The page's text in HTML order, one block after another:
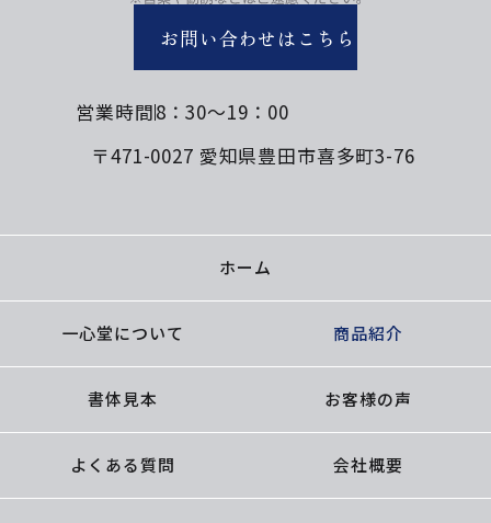
お問い合わせはこちら
営業時間8：30～19：00
〒471-0027 愛知県豊田市喜多町3-76
ホーム
一心堂について 商品紹介
書体見本 お客様の声
よくある質問 会社概要